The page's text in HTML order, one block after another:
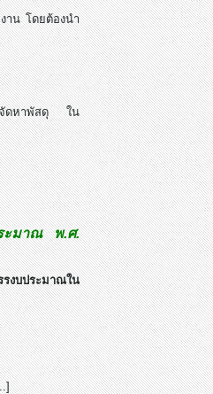
าน โดยต้องนำ
รจัดหาพัสดุ ใน
ระมาณ พ.ศ.
รงบประมาณใน